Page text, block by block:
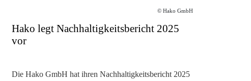
© Hako GmbH
Hako legt Nachhaltigkeitsbericht 2025
vor
Die Hako GmbH hat ihren Nachhaltigkeitsbericht 2025